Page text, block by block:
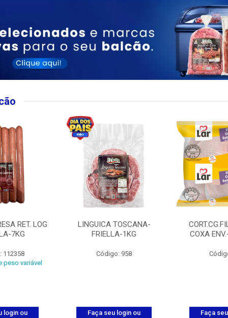
RET. LOG
7KG
112358
peso variável
login ou
LINGUICA TOSCANA-
FRIELLA-1KG
Código: 958
Faça seu login ou
COXA
Faça